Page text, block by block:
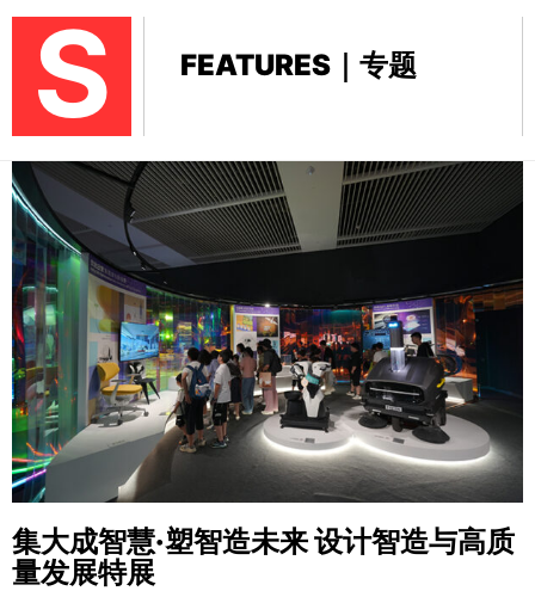
S FEATURES｜专题
集大成智慧·塑智造未来设计智造与高质
量发展特展